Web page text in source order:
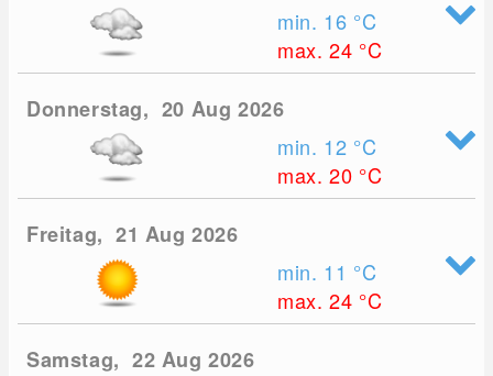
min. 16 °C
max. 24 °C
Donnerstag, 20 Aug 2026
min. 12 °C
max. 20 °C
Freitag, 21 Aug 2026
min. 11 °C
max. 24 °C
Samstag, 22 Aug 2026